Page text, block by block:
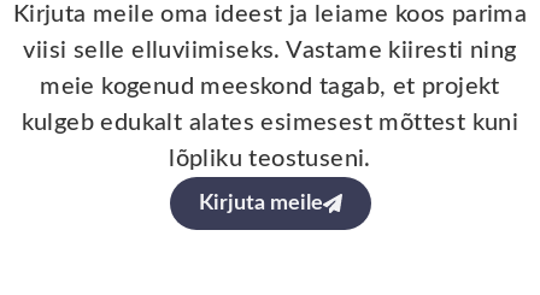
Kirjuta meile oma ideest ja leiame koos parima
viisi selle elluviimiseks. Vastame kiiresti ning
meie kogenud meeskond tagab, et projekt
kulgeb edukalt alates esimesest mõttest kuni
lõpliku teostuseni.
Kirjuta meile